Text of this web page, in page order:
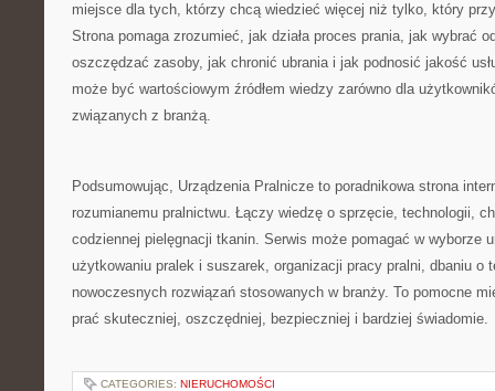
miejsce dla tych, którzy chcą wiedzieć więcej niż tylko, który
Strona pomaga zrozumieć, jak działa proces prania, jak wybrać
oszczędzać zasoby, jak chronić ubrania i jak podnosić jakość
może być wartościowym źródłem wiedzy zarówno dla
związanych z branżą.
Podsumowując, Urządzenia Pralnicze to poradnikowa strona
rozumianemu pralnictwu. Łączy wiedzę o sprzęcie, technologii,
codziennej pielęgnacji tkanin. Serwis może pomagać w wyborze
użytkowaniu pralek i suszarek, organizacji pracy pralni, dbaniu o
nowoczesnych rozwiązań stosowanych w branży. To pomocne
prać skuteczniej, oszczędniej, bezpieczniej i bardziej świadomie.
CATEGORIES: NIERUCHOMOŚCI